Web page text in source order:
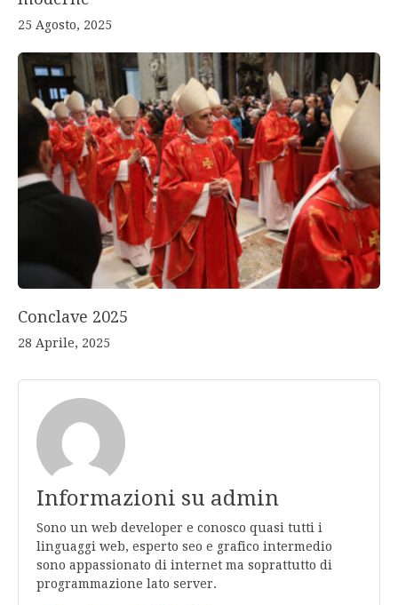
25 Agosto, 2025
Conclave 2025
28 Aprile, 2025
Informazioni su admin
Sono un web developer e conosco quasi tutti i
linguaggi web, esperto seo e grafico intermedio
sono appassionato di internet ma soprattutto di
programmazione lato server.